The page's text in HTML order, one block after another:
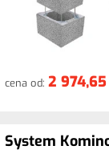
cena od: 2 974,65
System